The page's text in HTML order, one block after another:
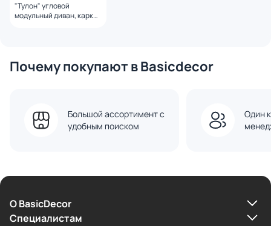
"Тулон" угловой
модульный диван, каркас
Почему покупают в Basicdecor
Большой ассортимент с
удобным поиском
Один
О BasicDecor
Cпециалистам